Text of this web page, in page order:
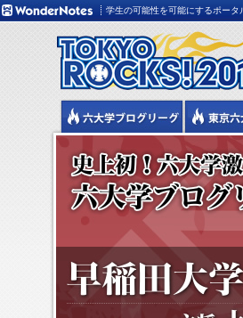
学生の可能性を可能にするポータ